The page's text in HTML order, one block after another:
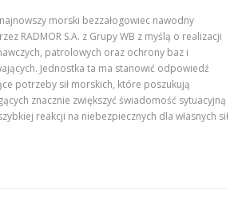
morski bezzałogowiec nawodny
RADMOR S.A. z Grupy WB z myślą o realizacji
patrolowych oraz ochrony baz i
Jednostka ta ma stanowić odpowiedź
potrzeby sił morskich, które poszukują
znacznie zwiększyć świadomość sytuacyjną
reakcji na niebezpiecznych dla własnych sił